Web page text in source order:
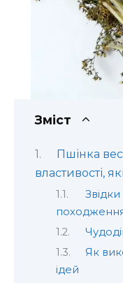
Зміст
Пшінка
властивості,
Звідки
Як
ідей